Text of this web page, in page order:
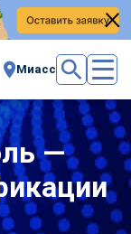
Миасс
—